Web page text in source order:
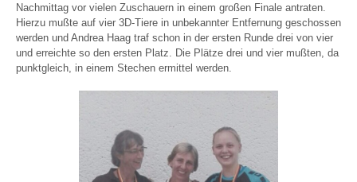
Nachmittag vor vielen Zuschauern in einem großen Finale antraten.
Hierzu mußte auf vier 3D-Tiere in unbekannter Entfernung geschossen
werden und Andrea Haag traf schon in der ersten Runde drei von vier
und erreichte so den ersten Platz. Die Plätze drei und vier mußten, da
punktgleich, in einem Stechen ermittel werden.